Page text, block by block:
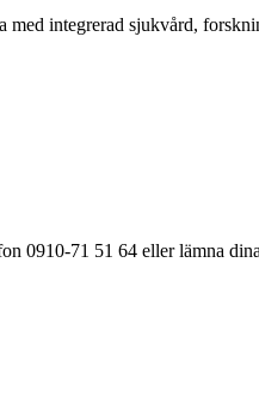
0910-71 51 64 eller lämna
integrerad sjukvård,